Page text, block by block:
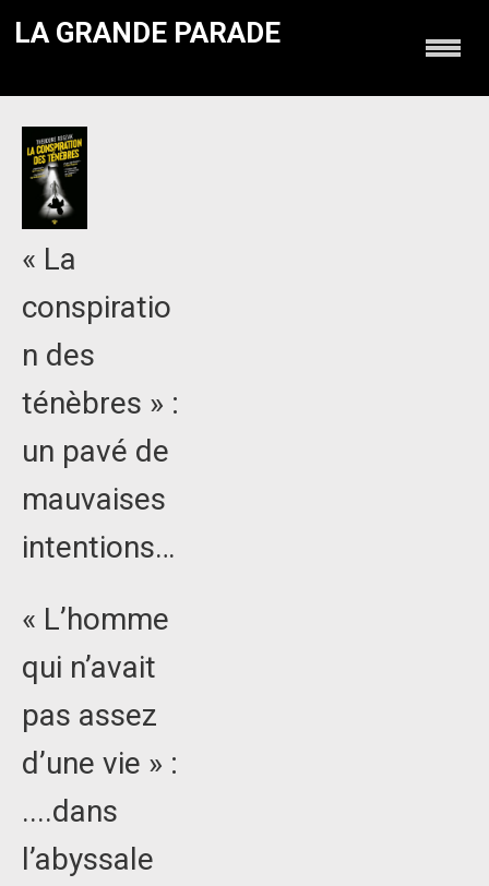
LA GRANDE PARADE
« La
conspiratio
n des
ténèbres » :
un pavé de
mauvaises
intentions…
« L’homme
qui n’avait
pas assez
d’une vie » :
....dans
l’abyssale